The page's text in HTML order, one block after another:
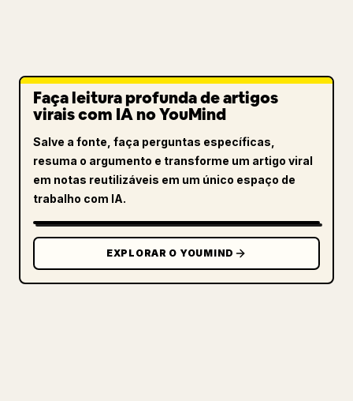
Faça leitura profunda de artigos
virais com IA no YouMind
Salve a fonte, faça perguntas específicas,
resuma o argumento e transforme um artigo viral
em notas reutilizáveis em um único espaço de
trabalho com IA.
EXPLORAR O YOUMIND